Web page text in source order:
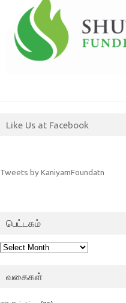
Like Us at Facebook
Tweets by KaniyamFoundatn
பெட்டகம்
பெட்டகம்
வகைகள்